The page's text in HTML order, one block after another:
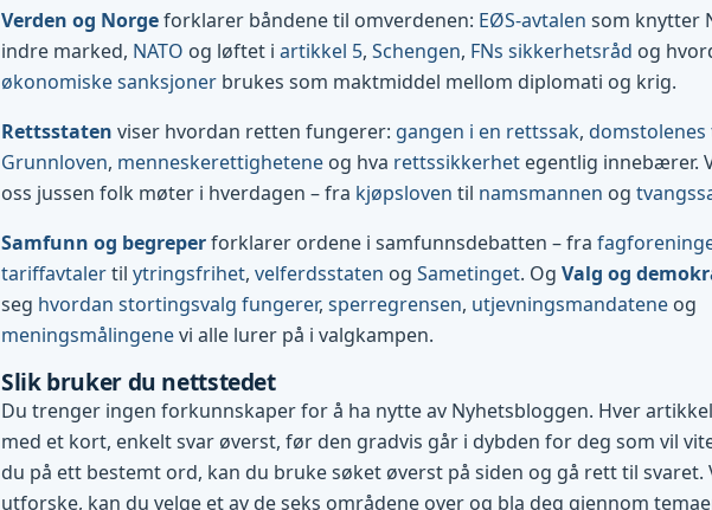
Verden og Norgeforklarer båndene til omverdenen: EØS-avtalen som knytter
indre marked, NATO og løftet iartikkel 5,Schengen, FNs sikkerhetsråd og
økonomiske sanksjoner brukes som maktmiddel mellom diplomati og krig.
Rettsstaten viser hvordan retten fungerer: gangen i en rettssak,domstolenes
Grunnloven, menneskerettighetene og hva rettssikkerhet egentlig innebærer.
oss jussen folk møter i hverdagen – fra kjøpsloven til namsmannen og
Samfunn og begreperforklarer ordene i samfunnsdebatten – fra
tariffavtalertilytringsfrihet,velferdsstaten ogSametinget. OgValg og
seg hvordan stortingsvalg fungerer,sperregrensen, utjevningsmandatene og
meningsmålingenevi alle lurer på i valgkampen.
Slik bruker du nettstedet
Du trenger ingen forkunnskaper for å ha nytte av Nyhetsbloggen. Hver
med et kort, enkelt svar øverst, før den gradvis går i dybden for deg som vil
du på ett bestemt ord, kan du bruke søket øverst på siden og gå rett til svaret.
utforske, kan du velge et av de seks områdene over og bla deg gjennom